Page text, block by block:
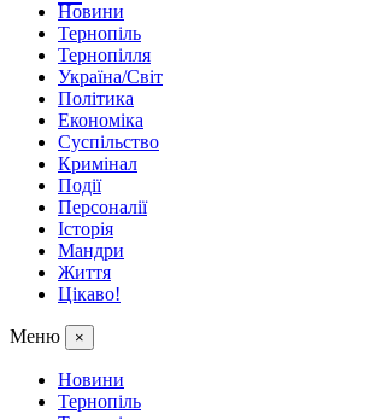
Новини
Тернопіль
Тернопілля
Україна/Світ
Політика
Економіка
Суспільство
Кримінал
Події
Персоналії
Історія
Мандри
Життя
Цікаво!
Меню ×
Новини
Тернопіль